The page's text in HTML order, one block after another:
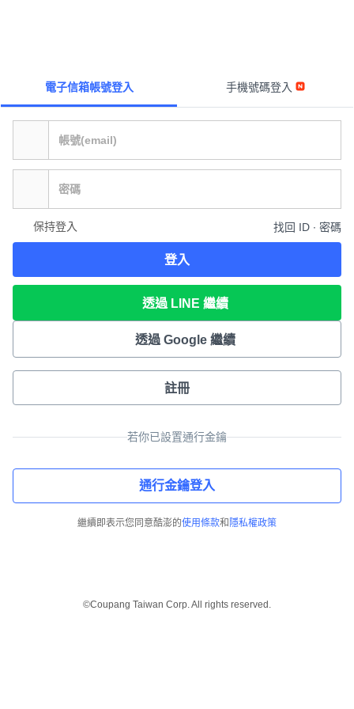
電子信箱帳號登入 手機號碼登入
保持登入 找回 ID ∙ 密碼
登入
透過 LINE 繼續
透過 Google 繼續
註冊
若你已設置通行金鑰
通行金鑰登入
繼續即表示您同意酷澎的使用條款和 隱私權政策
©Coupang Taiwan Corp. All rights reserved.